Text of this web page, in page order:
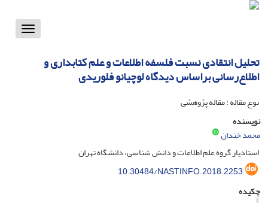
Toggle
تحلیل انتقادی نسبت فلسفه اطلاعات و علم کتابداری و
اطلاع‌رسانی براساس دیدگاه لوچیانو فلوریدی
نوع مقاله : مقاله پژوهشی
نویسنده
محمد خندان
استادیار گروه علم اطلاعات و دانش شناسی، دانشگاه تهران
10.30484/NASTINFO.2018.2253
چکیده